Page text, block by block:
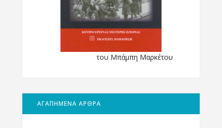
του Μπάμπη Μαρκέτου
ΑΓΑΠΗΜΕΝΑ ΑΡΘΡΑ